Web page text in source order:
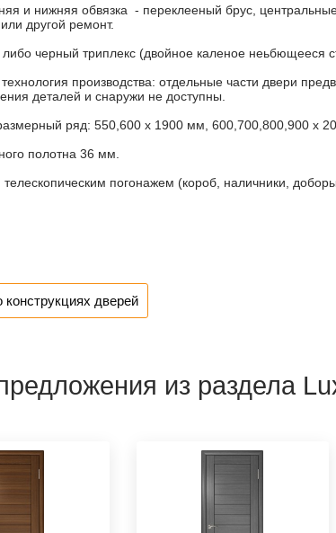
и нижняя обвязка - переклееный брус,
другой ремонт.
черный триплекс (двойное каленое неьбющееся
производства: отдельные части двери
деталей и снаружи не доступны.
ряд: 550,600 х 1900 мм, 600,700,800,900 х
полотна 36 мм.
телескопическим погонажем (короб, наличники,
дверей
из раздела